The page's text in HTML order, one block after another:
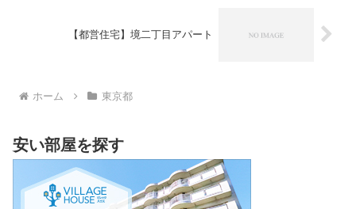
【都営住宅】境二丁目アパート
ホーム 東京都
安い部屋を探す